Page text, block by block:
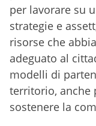
per lavorare su
strategie e
risorse che
adeguato al
modelli di
territorio, anche
sostenere la